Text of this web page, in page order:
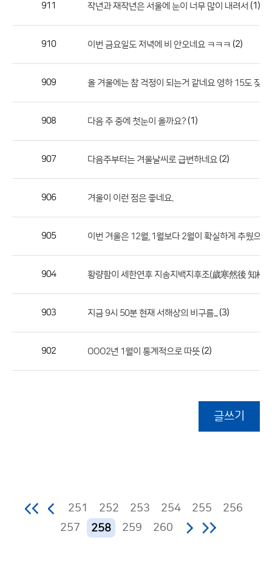
록
공
911 작년과 재작년은 서울에 눈이 너무 많이 내려서 (1)
910 이번 금요일도 저녁에 비 안오네요 ㅋㅋㅋ (2)
909 올 겨울에는 참 걱정이 되는거 같네요 영하 15도 잦
908 다음 주 중에 첫눈이 올까요? (1)
907 다음주부터는 겨울날씨로 급변하네요 (2)
906 겨울이 이런 점은 좋네요.
905 이번 겨울은 12월, 1월보다 2월이 확실하게 추웠으면
904 황량함이 세한연후 지송지백지후조(歲寒然後 知松
903 지금 9시 50분 현재 서해상의 비구름... (3)
902 OOO2년 1월이 통계적으로 따뜻 (2)
글쓰기
251 252 253 254 255
256
257
258 259 260